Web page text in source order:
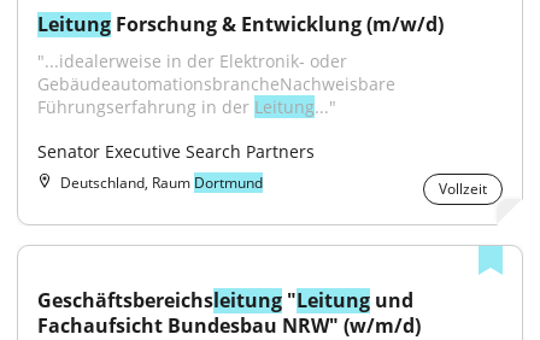
Leitung Forschung & Entwicklung (m/w/d)
"...idealerweise in der Elektronik‑ oder
GebäudeautomationsbrancheNachweisbare
Führungserfahrung in der Leitung..."
Senator Executive Search Partners
Deutschland, Raum Dortmund Vollzeit
Geschäftsbereichsleitung "Leitung und
Fachaufsicht Bundesbau NRW" (w/m/d)